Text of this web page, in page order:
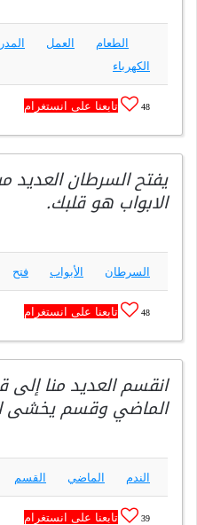
الطعام العمل
الكهرباء
48 تابعنا على انستغرام
يفتح السرطان العديد
الابواب هو قلبك.
السرطان الأبواب فتح
48 تابعنا على انستغرام
انقسم العديد منا
الماضي وقسم يخشى
الندم الماضي القسم
39 تابعنا على انستغرام